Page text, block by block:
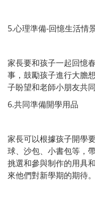
5.心理準備-回憶生活情
家長要和孩子一起回憶
事，鼓勵孩子進行大膽
子盼望和老師小朋友共
6.共同準備開學用品
家長可以根據孩子開學
球、沙包、小書包等，
挑選和參與制作的用具
來他們對新學期的期待。